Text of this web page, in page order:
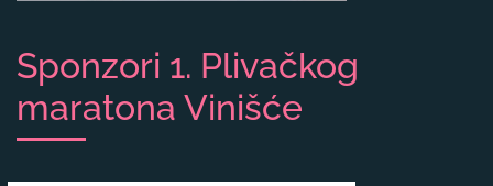
Sponzori 1. Plivačkog
maratona Vinišće